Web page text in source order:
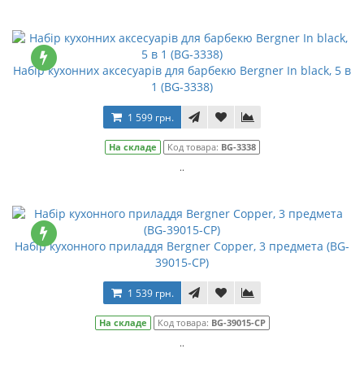
Набір кухонних аксесуарів для барбекю Bergner In black, 5 в
1 (BG-3338)
1 599 грн.
На складе Код товара: BG-3338
..
Набір кухонного приладдя Bergner Copper, 3 предмета (BG-
39015-CP)
1 539 грн.
На складе Код товара: BG-39015-CP
..